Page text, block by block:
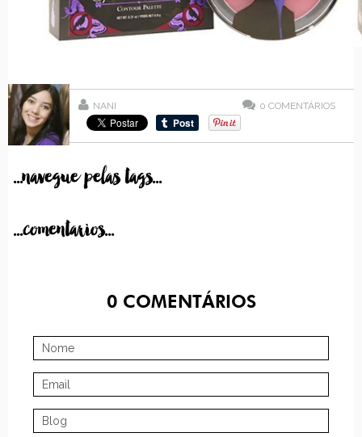
NANI 0 COMENTÁRIOS
...navegue pelas tags...
...comentarios...
0COMENTÁRIOS